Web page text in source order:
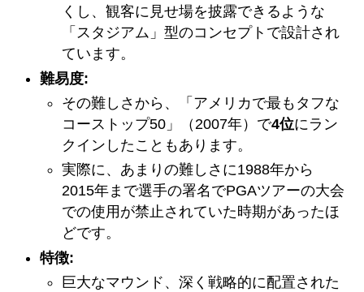
くし、観客に見せ場を披露できるような
「スタジアム」型のコンセプトで設計され
ています。
難易度:
その難しさから、「アメリカで最もタフな
コーストップ50」（2007年）で4位にラン
クインしたこともあります。
実際に、あまりの難しさに1988年から
2015年まで選手の署名でPGAツアーの大会
での使用が禁止されていた時期があったほ
どです。
特徴:
巨大なマウンド、深く戦略的に配置された